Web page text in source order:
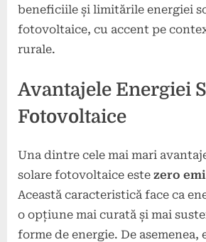
beneficiile și limitările energiei
fotovoltaice, cu accent pe
rurale.
Avantajele Energiei
Fotovoltaice
Una dintre cele mai mari
solare fotovoltaice este zero
Această caracteristică face ca
o opțiune mai curată și mai
forme de energie. De asemenea,